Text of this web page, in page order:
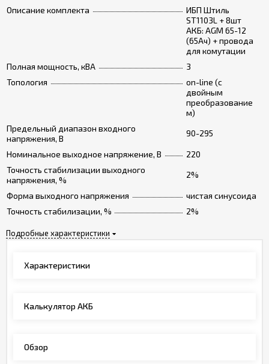
Описание комплекта
ИБП Штиль
ST1103L + 8шт
АКБ: AGM 65-12
(65Ач) + провода
для комутации
Полная мощность, кВА
3
Топология
on-line (с
двойным
преобразование
м)
Предельный диапазон входного
напряжения, В
90-295
Номинальное выходное напряжение, В
220
Точность стабилизации выходного
напряжения, %
2%
Форма выходного напряжения
чистая синусоида
Точность стабилизации, %
2%
Подробные характеристики
Характеристики
Калькулятор АКБ
Обзор